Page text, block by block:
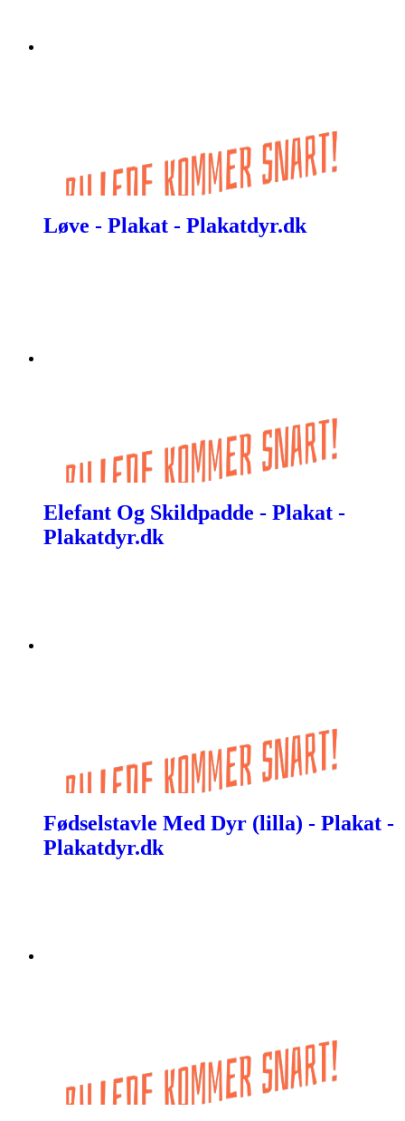
Løve - Plakat - Plakatdyr.dk
Elefant Og Skildpadde - Plakat -
Plakatdyr.dk
Fødselstavle Med Dyr (lilla) - Plakat -
Plakatdyr.dk